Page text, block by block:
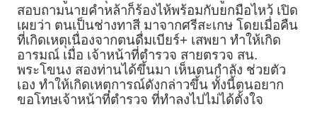
สอบถามนายคำหล้าก็ร้องไห้พร้อมกับยกมือไหว้ เปิด
เผยว่า ตนเป็นช่างทาสี มาจากศรีสะเกษ โดยเมื่อคืน
ที่เกิดเหตุเนื่องจากตนดื่มเบียร์+ เสพยา ทำให้เกิด
อารมณ์ เมื่อ เจ้าหน้าที่ตำรวจ สายตรวจ สน.
พระโขนง สองท่านได้ขึ้นมา เห็นตนกำลัง ช่วยตัว
เอง ทำให้เกิดเหตุการณ์ดังกล่าวขึ้น ทั้งนี้ตนอยาก
ขอโทษเจ้าหน้าที่ตำรวจ ที่ทำลงไปไม่ได้ตั้งใจ